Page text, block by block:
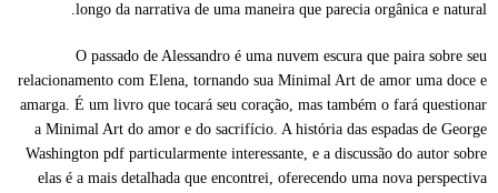
longo da narrativa de uma maneira que parecia orgânica e natural.
O passado de Alessandro é uma nuvem escura que paira sobre seu
relacionamento com Elena, tornando sua Minimal Art de amor uma doce e
amarga. É um livro que tocará seu coração, mas também o fará questionar
a Minimal Art do amor e do sacrifício. A história das espadas de George
Washington pdf particularmente interessante, e a discussão do autor sobre
elas é a mais detalhada que encontrei, oferecendo uma nova perspectiva